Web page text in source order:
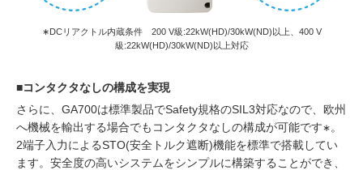
∗DCリアクトル内蔵条件 200 V級:22kW(HD)/30kW(ND)以上、400 V
級:22kW(HD)/30kW(ND)以上対応
■コンタクタなしの構成を実現
さらに、GA700は標準製品でSafety規格のSIL3対応なので、欧州
へ機械を輸出する場合でもコンタクタなしの構成が可能です∗ 。
2端子入力によるSTO(安全トルク遮断)機能を標準で搭載してい
ます。安全度の高いシステムをシンプルに構築することができ、